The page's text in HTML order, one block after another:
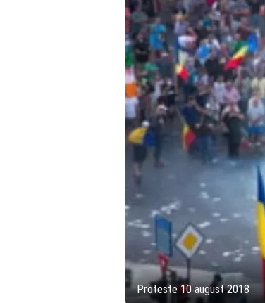
Proteste 10 august 2018